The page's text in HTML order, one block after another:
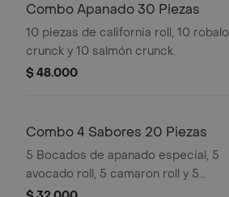
Combo Apanado 30 Piezas
10 piezas de california roll, 10 robalo
crunck y 10 salmón crunck.
$ 48.000
Combo 4 Sabores 20 Piezas
5 Bocados de apanado especial, 5
avocado roll, 5 camaron roll y 5
plátano roll .